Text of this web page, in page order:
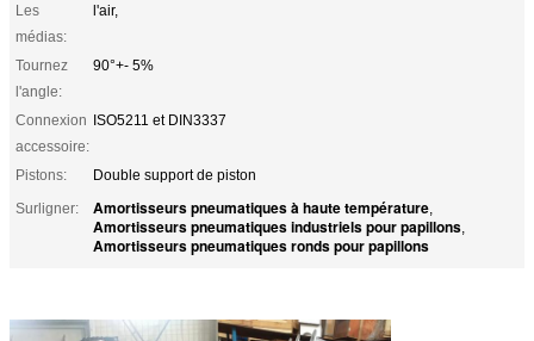
Les
médias:
l'air,
Tournez
l'angle:
90°+- 5%
Connexion
accessoire:
ISO5211 et DIN3337
Pistons:
Double support de piston
Surligner:
Amortisseurs pneumatiques à haute température,
Amortisseurs pneumatiques industriels pour papillons,
Amortisseurs pneumatiques ronds pour papillons